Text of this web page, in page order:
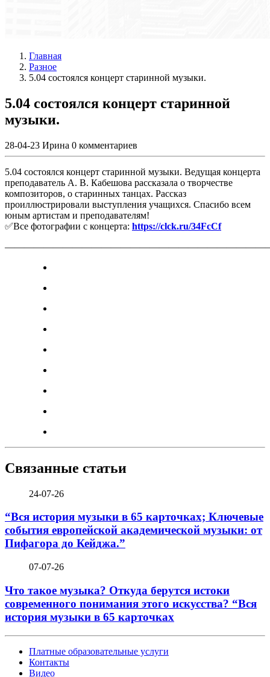
Главная
Разное
5.04 состоялся концерт старинной музыки.
5.04 состоялся концерт старинной
музыки.
28-04-23 Ирина 0 комментариев
5.04 состоялся концерт старинной музыки. Ведущая концерта
преподаватель А. В. Кабешова рассказала о творчестве
композиторов, о старинных танцах. Рассказ
проиллюстрировали выступления учащихся. Спасибо всем
юным артистам и преподавателям!
✅Все фотографии с концерта: https://clck.ru/34FcCf
Связанные статьи
24-07-26
“Вся история музыки в 65 карточках; Ключевые
события европейской академической музыки: от
Пифагора до Кейджа.”
07-07-26
Что такое музыка? Откуда берутся истоки
современного понимания этого искусства? “Вся
история музыки в 65 карточках
Платные образовательные услуги
Контакты
Видео